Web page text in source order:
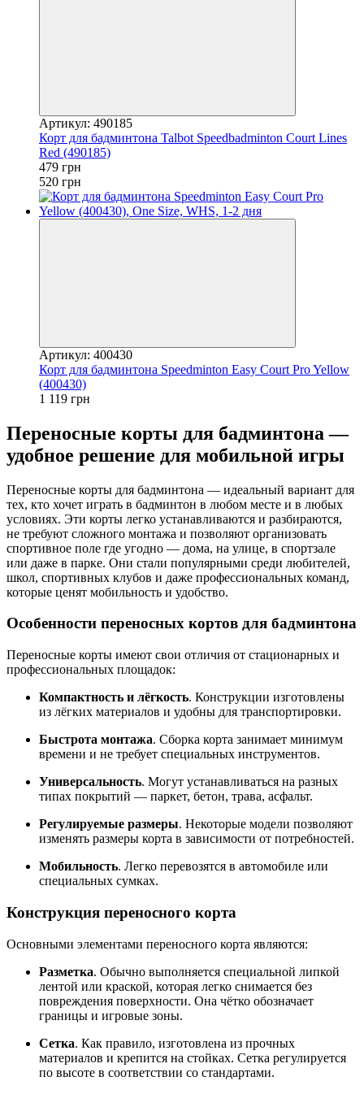
Артикул: 490185
Корт для бадминтона Talbot Speedbadminton Court Lines
Red (490185)
479 грн
520 грн
Артикул: 400430
Корт для бадминтона Speedminton Easy Court Pro Yellow
(400430)
1 119 грн
Переносные корты для бадминтона —
удобное решение для мобильной игры
Переносные корты для бадминтона — идеальный вариант для
тех, кто хочет играть в бадминтон в любом месте и в любых
условиях. Эти корты легко устанавливаются и разбираются,
не требуют сложного монтажа и позволяют организовать
спортивное поле где угодно — дома, на улице, в спортзале
или даже в парке. Они стали популярными среди любителей,
школ, спортивных клубов и даже профессиональных команд,
которые ценят мобильность и удобство.
Особенности переносных кортов для бадминтона
Переносные корты имеют свои отличия от стационарных и
профессиональных площадок:
Компактность и лёгкость. Конструкции изготовлены
из лёгких материалов и удобны для транспортировки.
Быстрота монтажа. Сборка корта занимает минимум
времени и не требует специальных инструментов.
Универсальность. Могут устанавливаться на разных
типах покрытий — паркет, бетон, трава, асфальт.
Регулируемые размеры. Некоторые модели позволяют
изменять размеры корта в зависимости от потребностей.
Мобильность. Легко перевозятся в автомобиле или
специальных сумках.
Конструкция переносного корта
Основными элементами переносного корта являются:
Разметка. Обычно выполняется специальной липкой
лентой или краской, которая легко снимается без
повреждения поверхности. Она чётко обозначает
границы и игровые зоны.
Сетка. Как правило, изготовлена из прочных
материалов и крепится на стойках. Сетка регулируется
по высоте в соответствии со стандартами.